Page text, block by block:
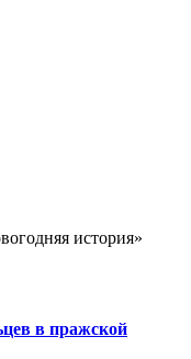
история»
в пражской